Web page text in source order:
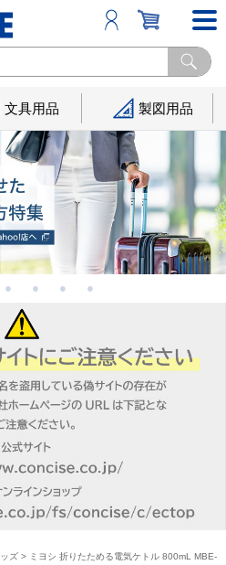
文具用品 製図用品
ズ> ミヨシ 折りたためる電気ケトル 800mL MBE-